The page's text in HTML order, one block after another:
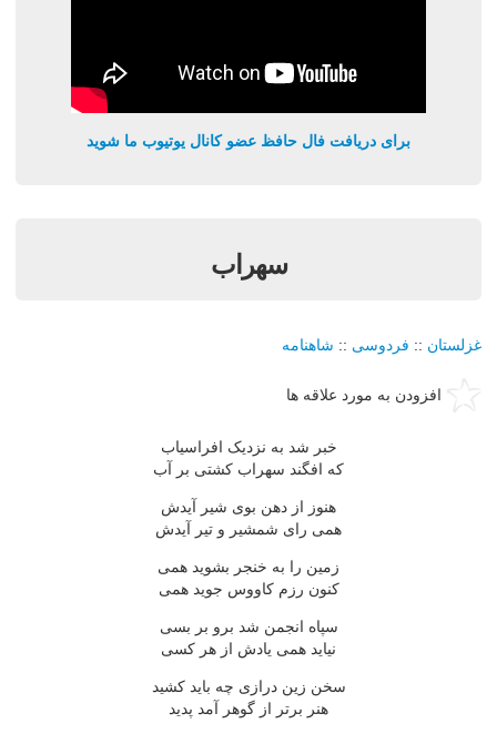
برای دریافت فال حافظ عضو کانال یوتیوب ما شوید
سهراب
غزلستان :: فردوسی :: شاهنامه
افزودن به مورد علاقه ها
خبر شد به نزدیک افراسیاب
که افگند سهراب کشتی بر آب
هنوز از دهن بوی شیر آیدش
همی رای شمشیر و تیر آیدش
زمین را به خنجر بشوید همی
کنون رزم کاووس جوید همی
سپاه انجمن شد برو بر بسی
نیاید همی یادش از هر کسی
سخن زین درازی چه باید کشید
هنر برتر از گوهر آمد پدید